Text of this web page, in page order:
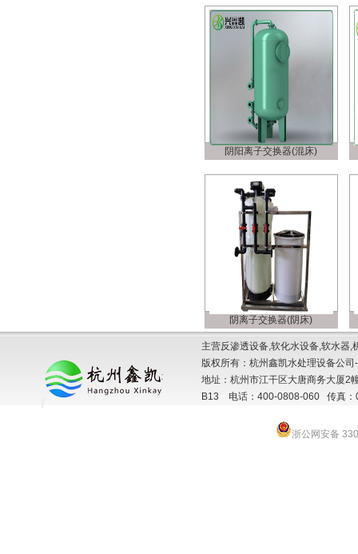
阴阳离子交换器(混床)
阴离子交换器(阴床)
主营反渗透设备,软化水设备,软水器
版权所有：杭州鑫凯水处理设备公
地址：杭州市江干区大唐商务大厦2
B13 电话：400-0808-060 传真：
浙公网安备